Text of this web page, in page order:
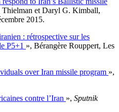
et Daryl G. Kimball,
2015.
: rétrospective sur les
P5+1 », Bérangère Rouppert, Les
over Iran missile program »,
contre l’Iran », Sputnik